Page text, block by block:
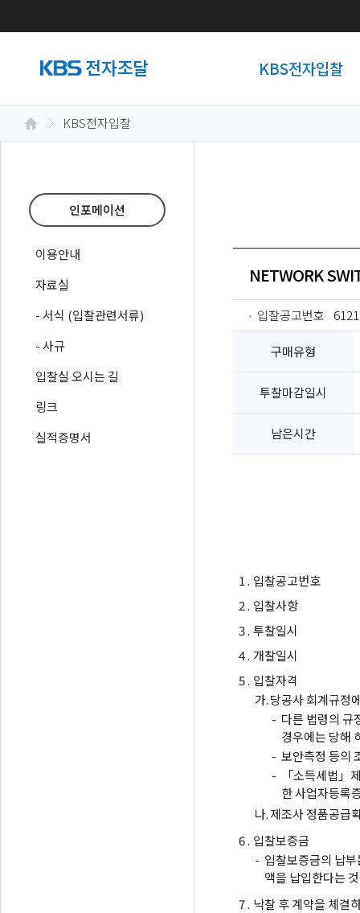
KBS전자입찰
KBS전자입찰
인포메이션
이용안내
자료실
- 서식 (입찰관련서류)
- 사규
입찰실 오시는 길
링크
실적증명서
NETWORK
입찰공고번호
구매유형
투찰마감일시
남은시간
1 . 입찰공고번호
2 . 입찰사항
3 . 투찰일시
4 . 개찰일시
5 . 입찰자격
가.당공사 회계규정
- 다른 법령의 규
경우에는 당해
- 보안측정 등의
-
「소득세법」
한 사업자등록
나.제조사 정품공급
6 . 입찰보증금
- 입찰보증금의 납
액을 납입한다는
7 . 낙찰 후 계약을 체결